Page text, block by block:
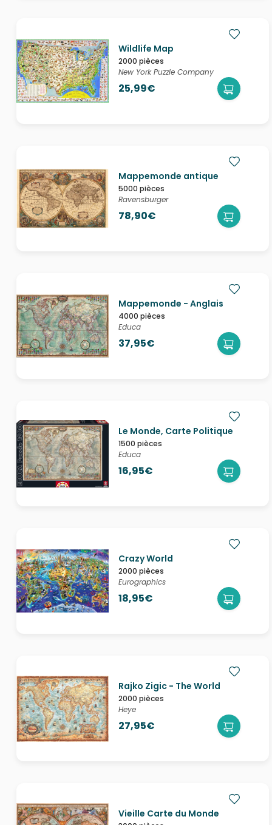
Wildlife Map
2000 pièces
New York Puzzle Company
25,99€
Mappemonde antique
5000 pièces
Ravensburger
78,90€
Mappemonde - Anglais
4000 pièces
Educa
37,95€
Le Monde, Carte Politique
1500 pièces
Educa
16,95€
Crazy World
2000 pièces
Eurographics
18,95€
Rajko Zigic - The World
2000 pièces
Heye
27,95€
Vieille Carte du Monde